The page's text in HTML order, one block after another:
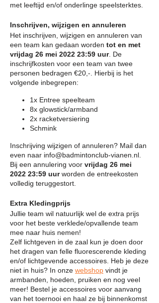
met leeftijd en/of onderlinge speelsterktes.
Inschrijven, wijzigen en annuleren
Het inschrijven, wijzigen en annuleren van
een team kan gedaan worden tot en met
vrijdag 26 mei 2022 23:59 uur. De
inschrijfkosten voor een team van twee
personen bedragen €20,-. Hierbij is het
volgende inbegrepen:
1x Entree speelteam
8x glowstick/armband
2x racketversiering
Schmink
Inschrijving wijzigen of annuleren? Mail dan
even naar info@badmintonclub-vianen.nl.
Bij een annulering voor vrijdag 26 mei
2022 23:59 uurworden de entreekosten
volledig teruggestort.
Extra Kledingprijs
Jullie team wil natuurlijk wel de extra prijs
voor het beste verklede/opvallende team
mee naar huis nemen!
Zelf lichtgeven in de zaal kun je doen door
het dragen van felle fluorescerende kleding
en/of lichtgevende accessoires. Heb je deze
niet in huis? In onze webshop vindt je
armbanden, hoeden, pruiken en nog veel
meer! Bestel je accessoires voor aanvang
van het toernooi en haal ze bij binnenkomst